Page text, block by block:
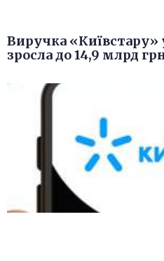
Виручка «Київстару»
зросла до 14,9 млрд